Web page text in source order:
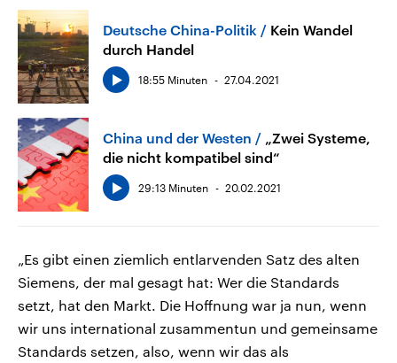
Deutsche China-Politik
Kein Wandel
durch Handel
18:55 Minuten 27.04.2021
China und der Westen
„Zwei Systeme,
die nicht kompatibel sind“
29:13 Minuten 20.02.2021
„Es gibt einen ziemlich entlarvenden Satz des alten
Siemens, der mal gesagt hat: Wer die Standards
setzt, hat den Markt. Die Hoffnung war ja nun, wenn
wir uns international zusammentun und gemeinsame
Standards setzen, also, wenn wir das als